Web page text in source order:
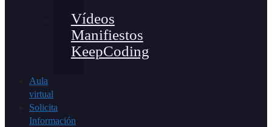
Vídeos
Manifiestos
KeepCoding
Aula
virtual
Solicita
Información